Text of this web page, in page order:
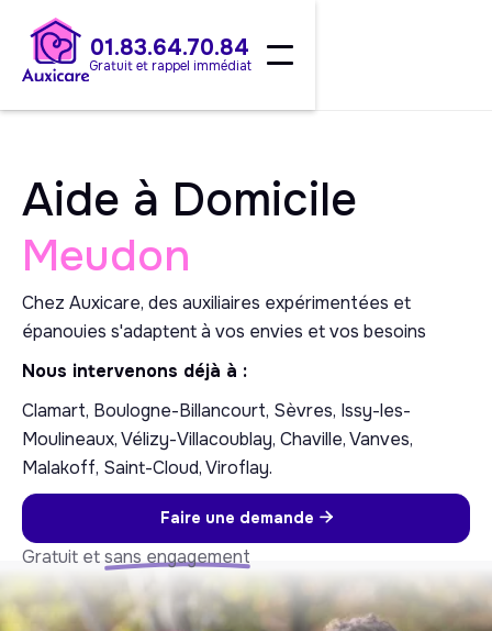
01.83.64.70.84
Gratuit et rappel immédiat
Aide à Domicile
Meudon
Chez Auxicare, des auxiliaires expérimentées et
épanouies s'adaptent à vos envies et vos besoins
Nous intervenons déjà à :
Clamart, Boulogne-Billancourt, Sèvres, Issy-les-
Moulineaux, Vélizy-Villacoublay, Chaville, Vanves,
Malakoff, Saint-Cloud, Viroflay.
Faire une demande 
Gratuit etsans engagement